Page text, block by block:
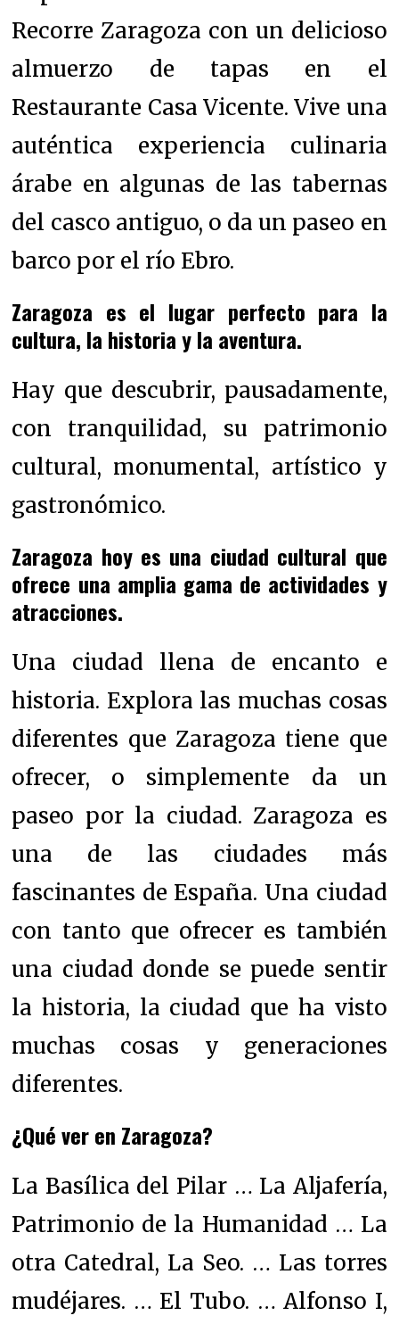
Recorre Zaragoza con un delicioso
almuerzo de tapas en el
Restaurante Casa Vicente. Vive una
auténtica experiencia culinaria
árabe en algunas de las tabernas
del casco antiguo, o da un paseo en
barco por el río Ebro.
Zaragoza es el lugar perfecto para la
cultura, la historia y la aventura.
Hay que descubrir, pausadamente,
con tranquilidad, su patrimonio
cultural, monumental, artístico y
gastronómico.
Zaragoza hoy es una ciudad cultural que
ofrece una amplia gama de actividades y
atracciones.
Una ciudad llena de encanto e
historia. Explora las muchas cosas
diferentes que Zaragoza tiene que
ofrecer, o simplemente da un
paseo por la ciudad.Zaragoza es
una de las ciudades más
fascinantes de España. Una ciudad
con tanto que ofrecer es también
una ciudad donde se puede sentir
la historia, la ciudad que ha visto
muchas cosas y generaciones
diferentes.
¿Qué ver en Zaragoza?
La Basílica del Pilar … La Aljafería,
Patrimonio de la Humanidad … La
otra Catedral, La Seo. … Las torres
mudéjares. … El Tubo. … Alfonso I,